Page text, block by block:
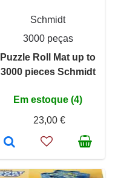
Schmidt
3000 peças
Puzzle Roll Mat up to
3000 pieces Schmidt
Em estoque (4)
23,00 €